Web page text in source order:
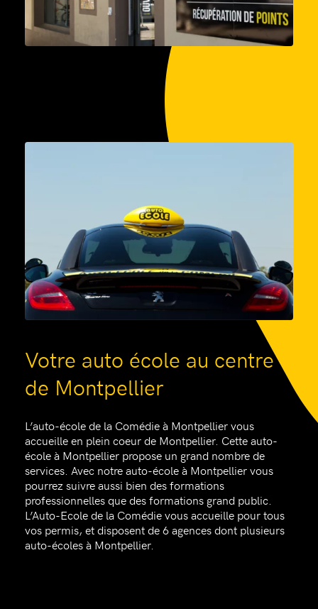
Votre auto école au centre
de Montpellier
L’auto-école de la Comédie à Montpellier vous
accueille en plein coeur de Montpellier. Cette auto-
école à Montpellier propose un grand nombre de
services. Avec notre auto-école à Montpellier vous
pourrez suivre aussi bien des formations
professionnelles que des formations grand public.
L’Auto-Ecole de la Comédie vous accueille pour tous
vos permis, et disposent de 6 agences dont plusieurs
auto-écoles à Montpellier.